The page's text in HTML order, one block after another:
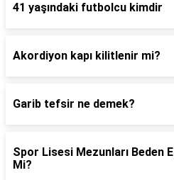
41 yaşındaki futbolcu kimdir
Akordiyon kapı kilitlenir mi?
Garib tefsir ne demek?
Spor Lisesi Mezunları Beden
Mi?